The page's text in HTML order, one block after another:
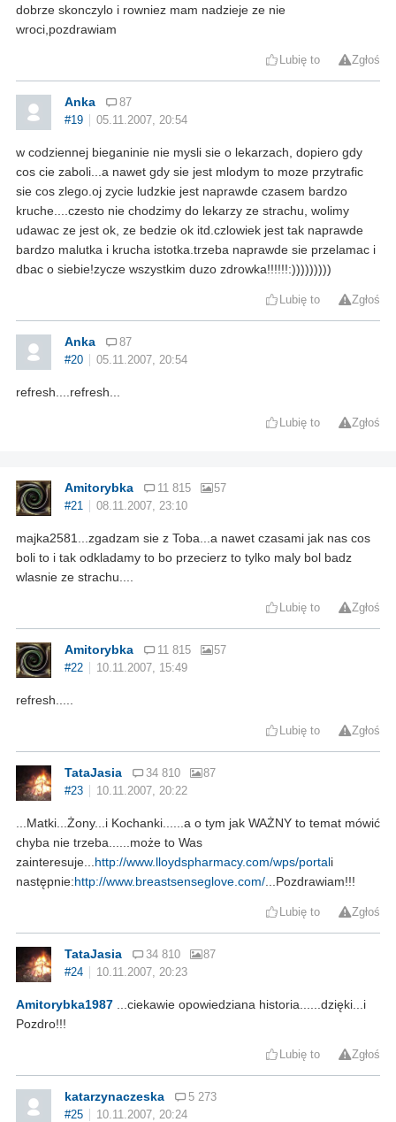
dobrze skonczylo i rowniez mam nadzieje ze nie
wroci,pozdrawiam
Lubię to Zgłoś
Anka
87
#19
05.11.2007, 20:54
w codziennej bieganinie nie mysli sie o lekarzach, dopiero gdy
cos cie zaboli...a nawet gdy sie jest mlodym to moze przytrafic
sie cos zlego.oj zycie ludzkie jest naprawde czasem bardzo
kruche....czesto nie chodzimy do lekarzy ze strachu, wolimy
udawac ze jest ok, ze bedzie ok itd.czlowiek jest tak naprawde
bardzo malutka i krucha istotka.trzeba naprawde sie przelamac i
dbac o siebie!zycze wszystkim duzo zdrowka!!!!!!:)))))))))
Lubię to Zgłoś
Anka
87
#20
05.11.2007, 20:54
refresh....refresh...
Lubię to Zgłoś
Amitorybka 11 815
57
#21
08.11.2007, 23:10
majka2581...zgadzam sie z Toba...a nawet czasami jak nas cos
boli to i tak odkladamy to bo przecierz to tylko maly bol badz
wlasnie ze strachu....
Lubię to Zgłoś
Amitorybka 11 815
57
#22
10.11.2007, 15:49
refresh.....
Lubię to Zgłoś
TataJasia 34 810
87
#23
10.11.2007, 20:22
...Matki...Żony...i Kochanki......a o tym jak WAŻNY to temat mówić
chyba nie trzeba......może to Was
zainteresuje... http://www.lloydspharmacy.com/wps/portali
następnie:http://www.breastsenseglove.com/ ...Pozdrawiam!!!
Lubię to Zgłoś
TataJasia 34 810
87
#24
10.11.2007, 20:23
Amitorybka1987 ...ciekawie opowiedziana historia......dzięki...i
Pozdro!!!
Lubię to Zgłoś
katarzynaczeska
5 273
#25
10.11.2007, 20:24